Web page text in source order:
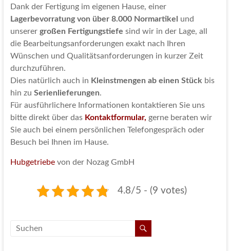
Dank der Fertigung im eigenen Hause, einer
Lagerbevorratung von über 8.000 Normartikel
und
unserer großen Fertigungstiefe sind wir in der Lage, all
die Bearbeitungsanforderungen exakt nach Ihren
Wünschen und Qualitätsanforderungen in kurzer Zeit
durchzuführen.
Dies natürlich auch in Kleinstmengen ab einen Stückbis
hin zu Serienlieferungen.
Für ausführlichere Informationen kontaktieren Sie uns
bitte direkt über das Kontaktformular, gerne beraten wir
Sie auch bei einem persönlichen Telefongespräch oder
Besuch bei Ihnen im Hause.
Hubgetriebevon der Nozag GmbH
4.8/5 - (9 votes)